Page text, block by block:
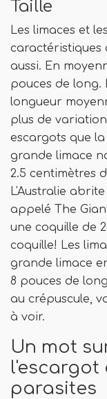
Taille
Les limaces et
caractéristiques
aussi. En
pouces de long.
longueur
plus de
escargots que
grande limace
2.5 centimètres
L'Australie
appelé The
une coquille de
coquille! Les
grande limace
8 pouces de
au crépuscule,
à voir.
Un mot
l'escargot
parasites